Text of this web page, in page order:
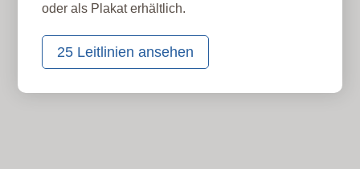
oder als Plakat erhältlich.
25 Leitlinien ansehen